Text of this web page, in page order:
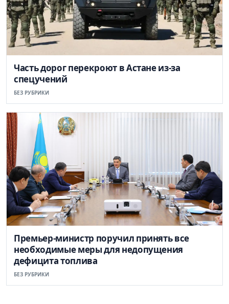
Часть дорог перекроют в Астане из-за
спецучений
БЕЗ РУБРИКИ
Премьер-министр поручил принять все
необходимые меры для недопущения
дефицита топлива
БЕЗ РУБРИКИ